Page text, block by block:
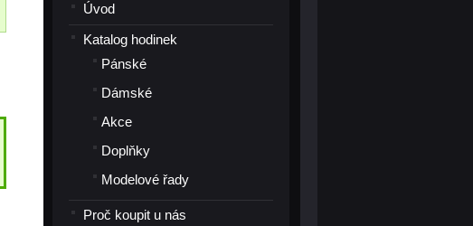
Úvod
Katalog hodinek
Pánské
Dámské
Akce
Doplňky
Modelové řady
Proč koupit u nás